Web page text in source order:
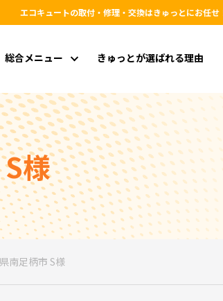
エコキュートの取付・修理・交換はきゅっとにお任せ
総合メニュー きゅっとが選ばれる理由
様
南足柄市 S様